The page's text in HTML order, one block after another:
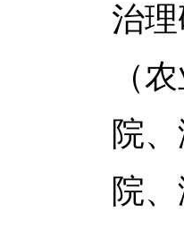
治
（
院
院